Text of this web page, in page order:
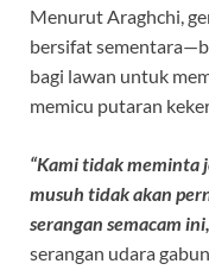
Menurut Araghchi,
bersifat
bagi lawan untuk
memicu putaran
“Kami tidak meminta
musuh tidak akan
serangan semacam
serangan udara